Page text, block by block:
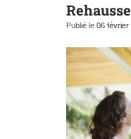
Publié le 06 février